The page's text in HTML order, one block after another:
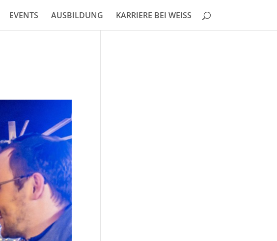
EVENTS AUSBILDUNG KARRIERE BEI WEISS